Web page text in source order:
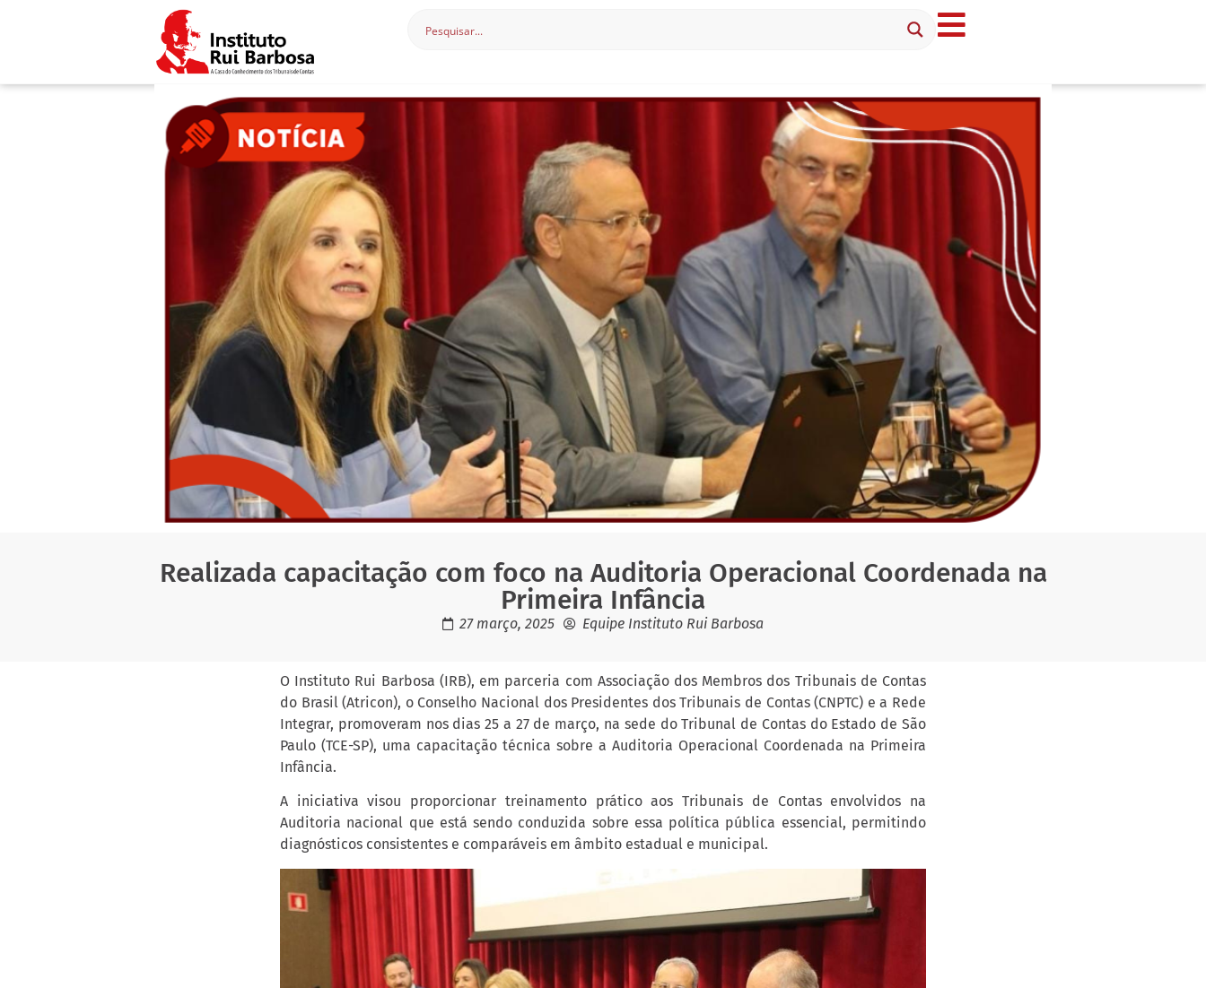
Realizada capacitação com foco na Auditoria Operacional Coordenada na
Primeira Infância
27 março, 2025 Equipe Instituto Rui Barbosa
O Instituto Rui Barbosa (IRB), em parceria com Associação dos Membros dos Tribunais de Contas
do Brasil (Atricon), o Conselho Nacional dos Presidentes dos Tribunais de Contas (CNPTC) e a Rede
Integrar, promoveram nos dias 25 a 27 de março, na sede do Tribunal de Contas do Estado de São
Paulo (TCE-SP), uma capacitação técnica sobre a Auditoria Operacional Coordenada na Primeira
Infância.
A iniciativa visou proporcionar treinamento prático aos Tribunais de Contas envolvidos na
Auditoria nacional que está sendo conduzida sobre essa política pública essencial, permitindo
diagnósticos consistentes e comparáveis em âmbito estadual e municipal.